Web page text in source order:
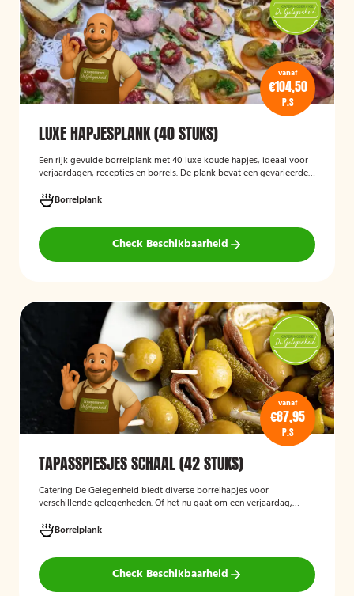
vanaf
€104,50
P.S
LUXE HAPJESPLANK (40 STUKS)
Een rijk gevulde borrelplank met 40 luxe koude hapjes, ideaal voor
verjaardagen, recepties en borrels. De plank bevat een gevarieerde
stijlvol worden gepresenteerd, zodat je gasten direct kunnen
genieten.
Borrelplank
Check Beschikbaarheid
vanaf
€87,95
P.S
TAPASSPIESJES SCHAAL (42 STUKS)
Catering De Gelegenheid biedt diverse borrelhapjes voor
verschillende gelegenheden. Of het nu gaat om een verjaardag,
Hieronder ziet u een selectie uit ons aanbod. De tapasspiesjesschaal
is geschikt voor maximaal 6 personen.
Borrelplank
Check Beschikbaarheid